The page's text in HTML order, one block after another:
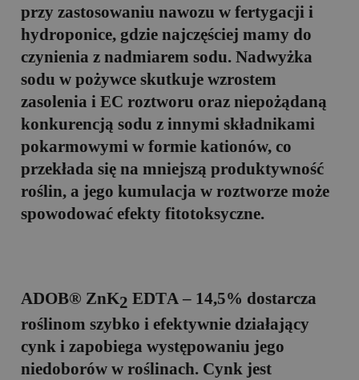
przy zastosowaniu nawozu w fertygacji i
hydroponice, gdzie najczęściej mamy do
czynienia z nadmiarem sodu. Nadwyżka
sodu w pożywce skutkuje wzrostem
zasolenia i EC roztworu oraz niepożądaną
konkurencją sodu z innymi składnikami
pokarmowymi w formie kationów, co
przekłada się na mniejszą produktywność
roślin, a jego kumulacja w roztworze może
spowodować efekty fitotoksyczne.
ADOB® ZnK2 EDTA – 14,5% dostarcza
roślinom szybko i efektywnie działający
cynk i zapobiega występowaniu jego
niedoborów w roślinach. Cynk jest